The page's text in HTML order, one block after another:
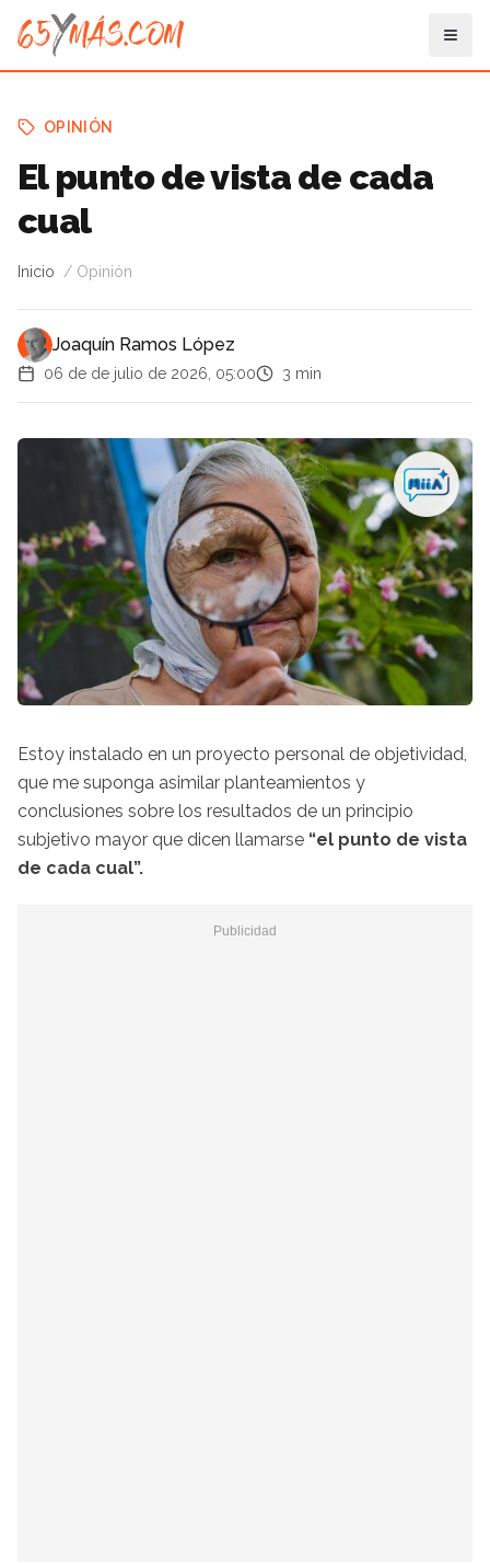
OPINIÓN
El punto de vista de cada
cual
Inicio Opinión
Joaquín Ramos López
06 de de julio de 2026, 05:00 3 min
Estoy instalado en un proyecto personal de objetividad,
que me suponga asimilar planteamientos y
conclusiones sobre los resultados de un principio
subjetivo mayor que dicen llamarse “el punto de vista
de cada cual”.